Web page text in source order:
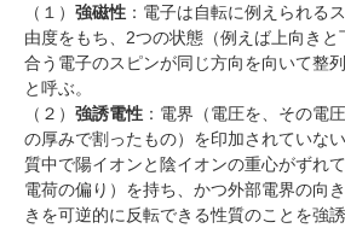
（１） 強磁性 ：電子は自転に例えられる
由度をもち、2つの状態（例えば上向きと
合う電子のスピンが同じ方向を向いて整
と呼ぶ。
（２） 強誘電性 ：電界（電圧を、その電
の厚みで割ったもの）を印加されていな
質中で陽イオンと陰イオンの重心がずれ
電荷の偏り）を持ち、かつ外部電界の向
きを可逆的に反転できる性質のことを強誘